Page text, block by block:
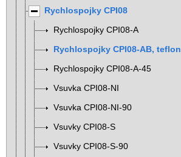
Rychlospojky CPI08
Rychlospojky CPI08-A
Rychlospojky CPI08-AB, teflon
Rychlospojky CPI08-A-45
Vsuvka CPI08-NI
Vsuvka CPI08-NI-90
Vsuvky CPI08-S
Vsuvky CPI08-S-90